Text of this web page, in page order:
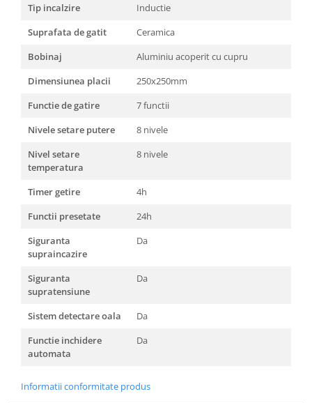
Zootehnie
Foarfeci tuns oi
Tip incalzire
Inductie
Suprafata de gatit
Ceramica
Bobinaj
Aluminiu acoperit cu cupru
Dimensiunea placii
250x250mm
Functie de gatire
7 functii
Nivele setare putere
8 nivele
Nivel setare
temperatura
8 nivele
Timer getire
4h
Functii presetate
24h
Siguranta
supraincazire
Da
Siguranta
supratensiune
Da
Sistem detectare oala
Da
Functie inchidere
automata
Da
Informatii conformitate produs